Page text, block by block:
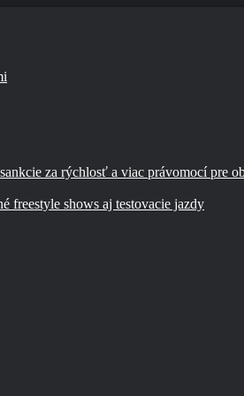
za rýchlosť a viac právomocí pre
shows aj testovacie jazdy